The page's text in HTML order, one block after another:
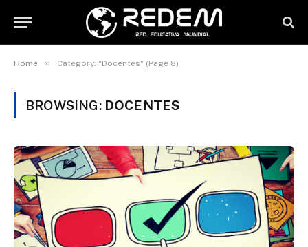
Home » Category: "Docentes" (Page 8)
BROWSING: DOCENTES